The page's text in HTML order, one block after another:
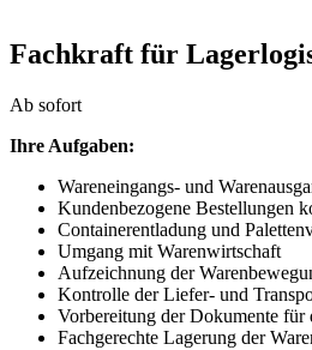
Fachkraft für
Ab sofort
Ihre Aufgaben:
Wareneingangs- und
Kundenbezogene Bestellungen
Containerentladung und
Umgang mit Warenwirtschaft
Aufzeichnung der
Kontrolle der Liefer- und
Vorbereitung der Dokumente für
Fachgerechte Lagerung der